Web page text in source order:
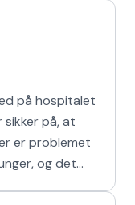
på hospitalet
sikker på, at
er problemet
og det